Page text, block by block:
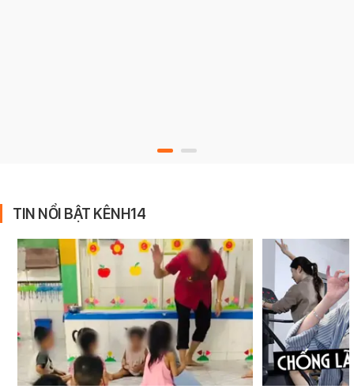
TIN NỔI BẬT KÊNH14